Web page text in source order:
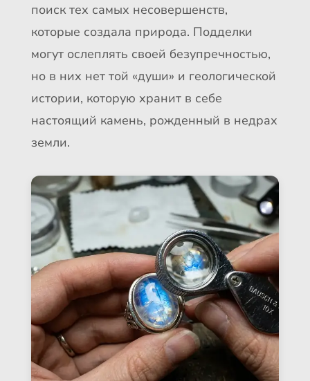
поиск тех самых несовершенств,
которые создала природа. Подделки
могут ослеплять своей безупречностью,
но в них нет той «души» и геологической
истории, которую хранит в себе
настоящий камень, рожденный в недрах
земли.